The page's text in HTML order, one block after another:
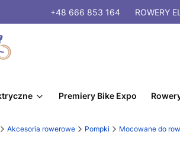
+48 666 853 164 ROWERY
Premiery Bike Expo
Akcesoria rowerowe Pompki Mocowane do